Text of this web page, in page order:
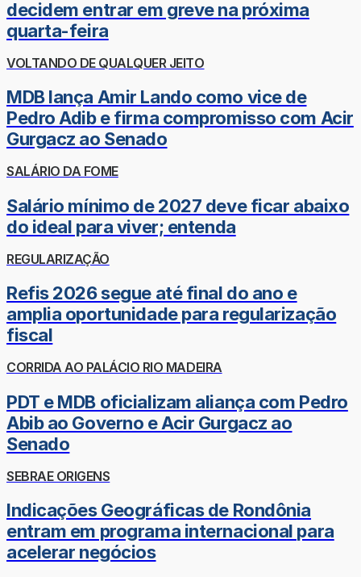
decidem entrar em greve na próxima
quarta-feira
VOLTANDO DE QUALQUER JEITO
MDB lança Amir Lando como vice de
Pedro Adib e firma compromisso com Acir
Gurgacz ao Senado
SALÁRIO DA FOME
Salário mínimo de 2027 deve ficar abaixo
do ideal para viver; entenda
REGULARIZAÇÃO
Refis 2026 segue até final do ano e
amplia oportunidade para regularização
fiscal
CORRIDA AO PALÁCIO RIO MADEIRA
PDT e MDB oficializam aliança com Pedro
Abib ao Governo e Acir Gurgacz ao
Senado
SEBRAE ORIGENS
Indicações Geográficas de Rondônia
entram em programa internacional para
acelerar negócios